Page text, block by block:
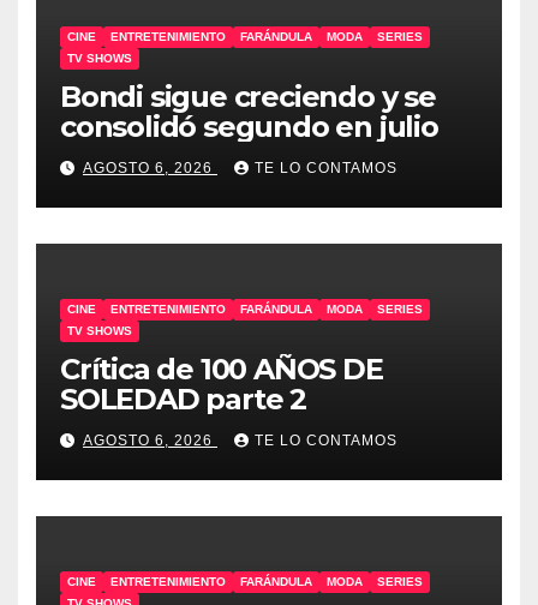
CINE ENTRETENIMIENTO FARÁNDULA MODA
SERIES
TV SHOWS
Bondi sigue creciendo y se
consolidó segundo en julio
AGOSTO 6, 2026 TE LO CONTAMOS
CINE ENTRETENIMIENTO FARÁNDULA MODA
SERIES
TV SHOWS
Crítica de 100 AÑOS DE
SOLEDAD parte 2
AGOSTO 6, 2026 TE LO CONTAMOS
CINE ENTRETENIMIENTO FARÁNDULA MODA
SERIES